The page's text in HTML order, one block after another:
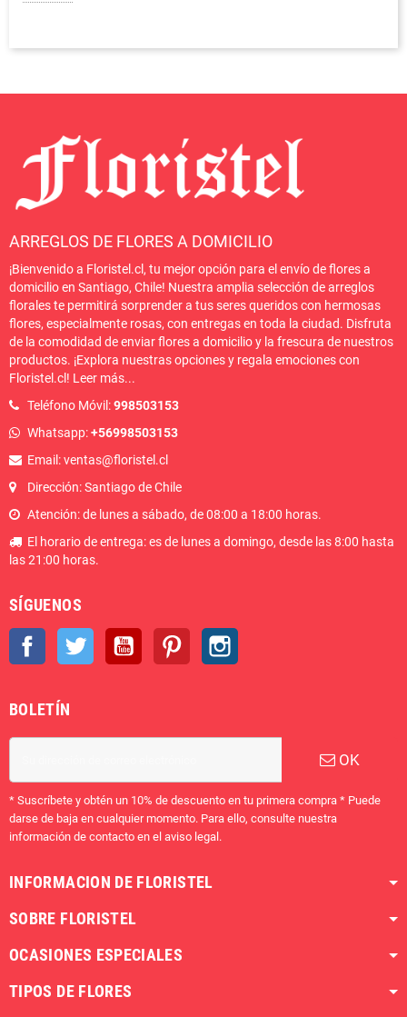
ARREGLOS DE FLORES A DOMICILIO
¡Bienvenido a Floristel.cl, tu mejor opción para el envío de flores a
domicilio en Santiago, Chile! Nuestra amplia selección de arreglos
florales te permitirá sorprender a tus seres queridos con hermosas
flores, especialmente rosas, con entregas en toda la ciudad. Disfruta
de la comodidad de enviar flores a domicilio y la frescura de nuestros
productos. ¡Explora nuestras opciones y regala emociones con
Floristel.cl! Leer más...
Teléfono Móvil:998503153
Whatsapp:+56998503153
Email: ventas@floristel.cl
Dirección: Santiago de Chile
Atención: de lunes a sábado, de 08:00 a 18:00 horas.
El horario de entrega: es de lunes a domingo, desde las 8:00 hasta
las 21:00 horas.
SÍGUENOS
Facebook Twitter YouTube Pinterest
BOLETÍN
OK
* Suscríbete y obtén un 10% de descuento en tu primera compra * Puede
darse de baja en cualquier momento. Para ello, consulte nuestra
información de contacto en el aviso legal.
INFORMACION DE FLORISTEL
SOBRE FLORISTEL
OCASIONES ESPECIALES
TIPOS DE FLORES